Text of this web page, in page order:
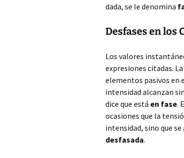
dada, se le denomina
Desfases en
Los valores
expresiones citadas.
elementos pasivos en
intensidad alcanzan
dice que está en fase.
ocasiones que la
intensidad, sino que
desfasada.